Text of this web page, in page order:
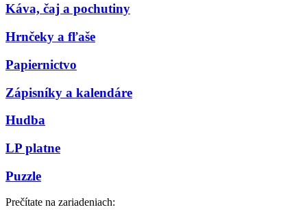
Káva, čaj a pochutiny
Hrnčeky a fľaše
Papiernictvo
Zápisníky a kalendáre
Hudba
LP platne
Puzzle
Prečítate na zariadeniach: